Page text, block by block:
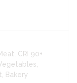
CRI 90+
Bakery